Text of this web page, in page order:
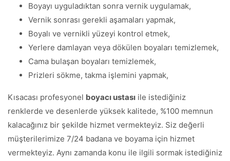
Boyayı uyguladıktan sonra vernik uygulamak,
Vernik sonrası gerekli aşamaları yapmak,
Boyalı ve vernikli yüzeyi kontrol etmek,
Yerlere damlayan veya dökülen boyaları temizlemek,
Cama bulaşan boyaları temizlemek,
Prizleri sökme, takma işlemini yapmak,
Kısacası profesyonel boyacı ustası ile istediğiniz
renklerde ve desenlerde yüksek kalitede, %100 memnun
kalacağınız bir şekilde hizmet vermekteyiz. Siz değerli
müşterilerimize 7/24 badana ve boyama için hizmet
vermekteyiz. Aynı zamanda konu ile ilgili sormak istediğiniz